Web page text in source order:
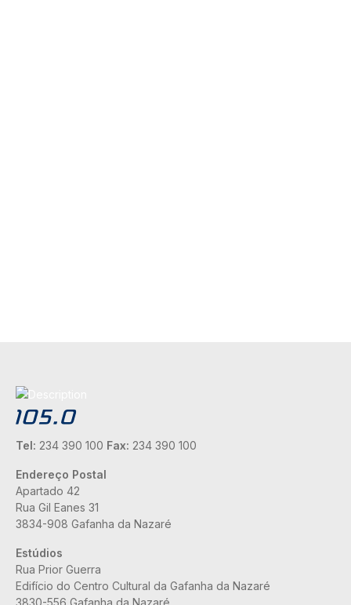
Tel: 234 390 100 Fax: 234 390 100
Endereço Postal
Apartado 42
Rua Gil Eanes 31
3834-908 Gafanha da Nazaré
Estúdios
Rua Prior Guerra
Edifício do Centro Cultural da Gafanha da Nazaré